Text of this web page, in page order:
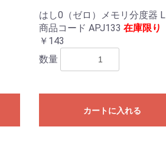
はし0（ゼロ）メモリ分度器 L
商品コード APJ133 在庫限り
￥143
数量
カートに入れる